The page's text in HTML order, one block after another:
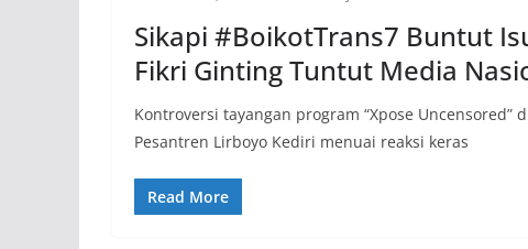
Sikapi #BoikotTrans7 Buntut
Fikri Ginting Tuntut Media
​Kontroversi tayangan program “Xpose
Pesantren Lirboyo Kediri menuai reaksi keras
Read More